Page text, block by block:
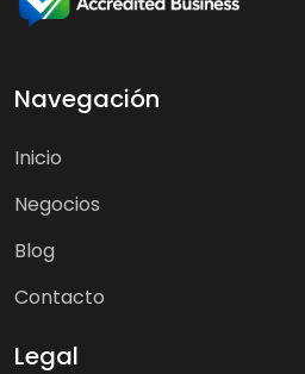
Navegación
Inicio
Negocios
Blog
Contacto
Legal